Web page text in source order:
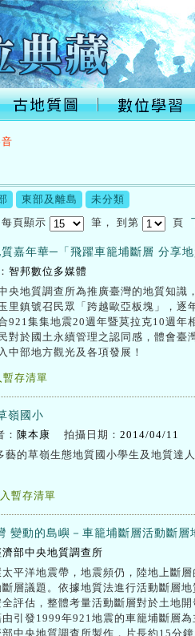
東部及離島 未分類
每頁顯示 筆， 到第 頁
質嘉年華─「飛躍車籠埔斷層 分享
智邦數位多媒體
央地質調查所為推廣臺灣的地質知識
里鎮號召民眾「跨越歐亞板塊」，逐
921集集地震20週年暨莫拉克10週年
對於國土永續管理之認同感，體會臺
中部地方觀光及各項發展！
暫存清單
嶺國小
： 陳本康 拍攝日期： 2014/04/11
藝的草嶺生態地質國小學生及地質達
暫存清單
變動的島嶼－車籠埔斷層活動斷層
濟部中央地質調查所
平洋地震帶，地震頻仍，陸地上斷
層議題。依據地質法進行活動斷層
評估，整體考量活動斷層對於土地
引發1999年921地震的車籠埔斷層